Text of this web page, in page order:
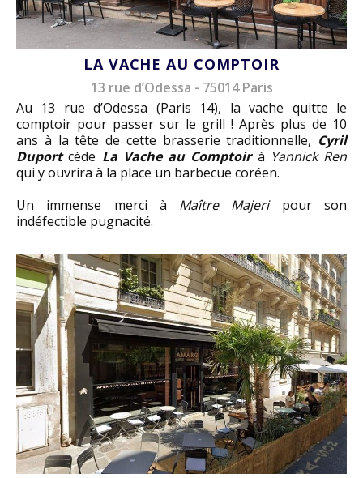
LA VACHE AU COMPTOIR
13 rue d’Odessa - 75014 Paris
Au 13 rue d’Odessa (Paris 14), la vache quitte le
comptoir pour passer sur le grill ! Après plus de 10
ans à la tête de cette brasserie traditionnelle, Cyril
Duportcède La Vache au Comptoir à Yannick Ren
qui y ouvrira à la place un barbecue coréen.
Un immense merci à Maître Majeri pour son
indéfectible pugnacité.